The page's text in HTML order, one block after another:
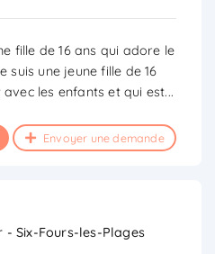
fille de 16 ans qui adore le
une jeune fille de 16
les enfants et qui est...
Envoyer une demande
- Six-Fours-les-Plages